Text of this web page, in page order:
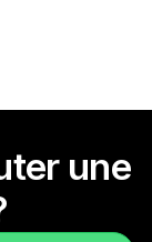
une